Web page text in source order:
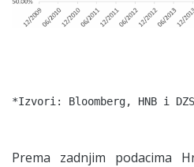
Prema zadnjim podacima